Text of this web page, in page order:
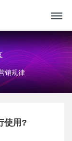
销规律
使用?